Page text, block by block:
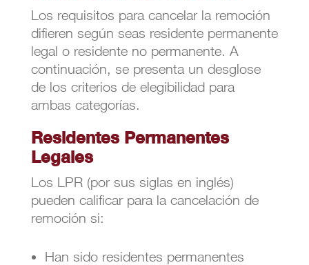
Los requisitos para cancelar la remoción
difieren según seas residente permanente
legal o residente no permanente. A
continuación, se presenta un desglose
de los criterios de elegibilidad para
ambas categorías.
Residentes Permanentes
Legales
Los LPR (por sus siglas en inglés)
pueden calificar para la cancelación de
remoción si:
Han sido residentes permanentes